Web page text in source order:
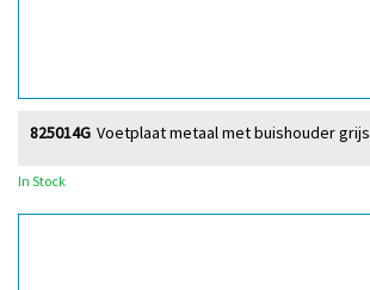
Voetplaat metaal met buishouder grijs
825014G
In Stock